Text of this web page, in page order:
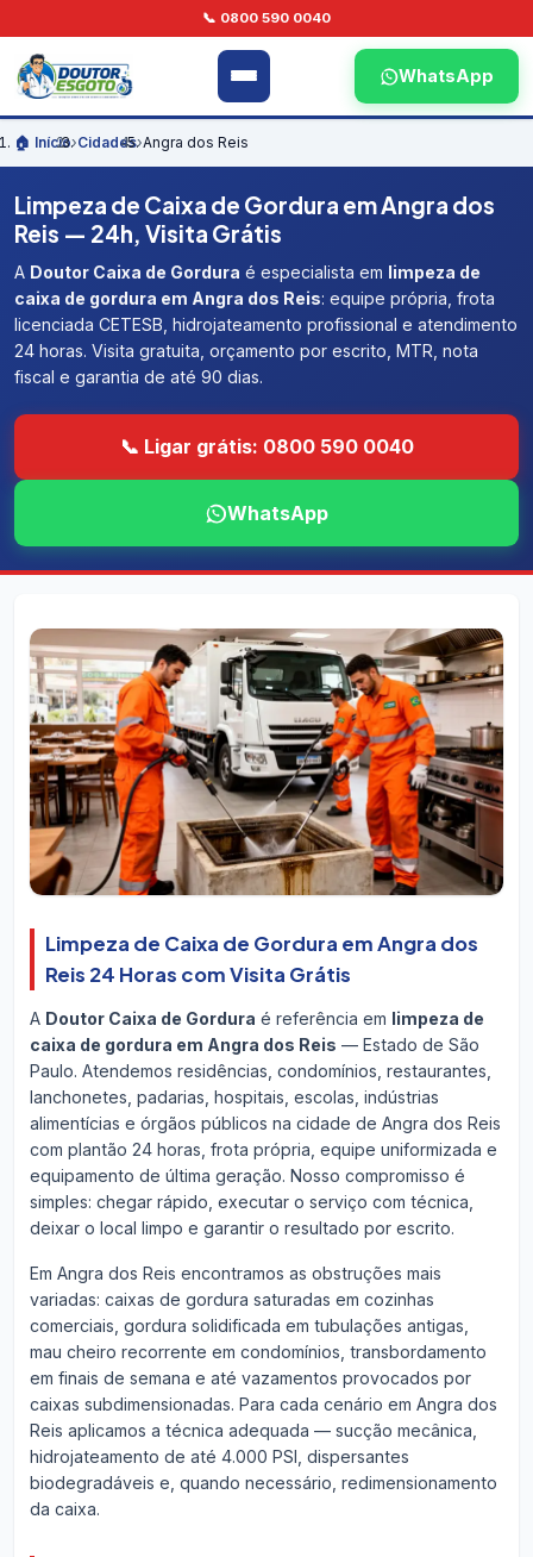
📞 0800 590 0040
WhatsApp
🏠 Início›Cidades›Angra dos Reis
Limpeza de Caixa de Gordura em Angra dos
Reis — 24h, Visita Grátis
A Doutor Caixa de Gordura é especialista em limpeza de
caixa de gordura em Angra dos Reis: equipe própria, frota
licenciada CETESB, hidrojateamento profissional e atendimento
24 horas. Visita gratuita, orçamento por escrito, MTR, nota
fiscal e garantia de até 90 dias.
📞 Ligar grátis: 0800 590 0040
WhatsApp
Limpeza de Caixa de Gordura em Angra dos
Reis 24 Horas com Visita Grátis
A Doutor Caixa de Gordura é referência em limpeza de
caixa de gordura em Angra dos Reis — Estado de São
Paulo. Atendemos residências, condomínios, restaurantes,
lanchonetes, padarias, hospitais, escolas, indústrias
alimentícias e órgãos públicos na cidade de Angra dos Reis
com plantão 24 horas, frota própria, equipe uniformizada e
equipamento de última geração. Nosso compromisso é
simples: chegar rápido, executar o serviço com técnica,
deixar o local limpo e garantir o resultado por escrito.
Em Angra dos Reis encontramos as obstruções mais
variadas: caixas de gordura saturadas em cozinhas
comerciais, gordura solidificada em tubulações antigas,
mau cheiro recorrente em condomínios, transbordamento
em finais de semana e até vazamentos provocados por
caixas subdimensionadas. Para cada cenário em Angra dos
Reis aplicamos a técnica adequada — sucção mecânica,
hidrojateamento de até 4.000 PSI, dispersantes
biodegradáveis e, quando necessário, redimensionamento
da caixa.